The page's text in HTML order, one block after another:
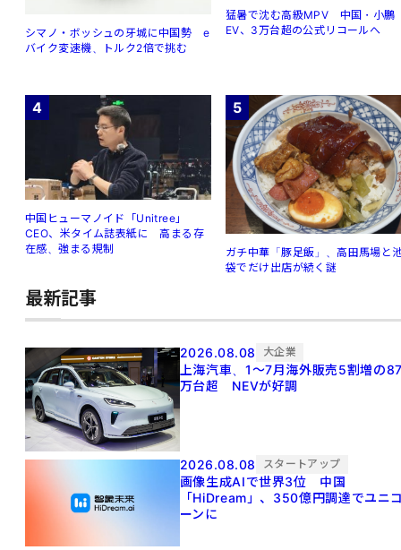
シマノ・ボッシュの牙城に中国勢 e
バイク変速機、トルク2倍で挑む
猛暑で沈む高級MPV 中国・小鵬
EV、3万台超の公式リコールへ
4
中国ヒューマノイド「Unitree」
CEO、米タイム誌表紙に 高まる存
在感、強まる規制
5
ガチ中華「豚足飯」、高田馬場と
袋でだけ出店が続く謎
最新記事
2026.08.08 大企業
上海汽車、1～7月海外販売5割増の
万台超 NEVが好調
2026.08.08 スタートアップ
画像生成AIで世界3位 中国
「HiDream」、350億円調達でユニ
ーンに